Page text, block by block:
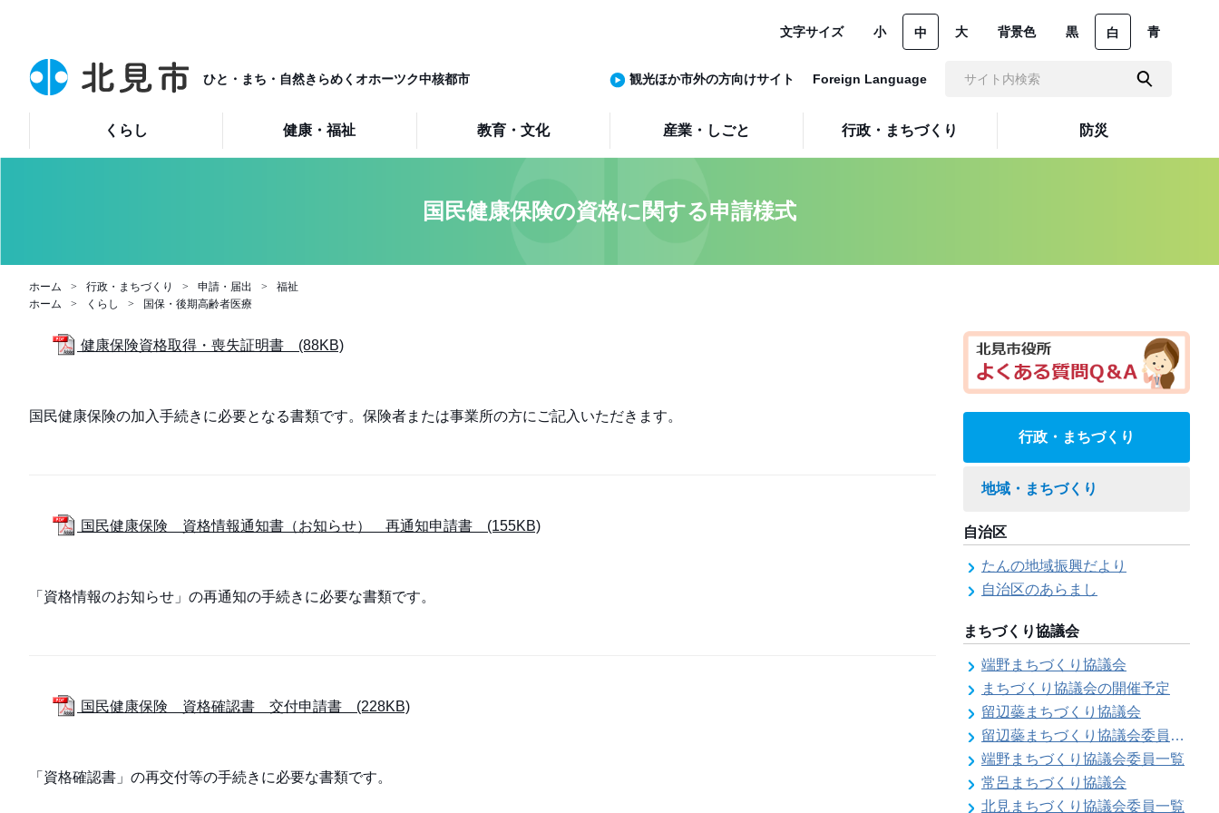
ひと・まち・自然きらめくオホーツク中核都市
くらし 健康・福祉 教育・文化 産業・しごと 行政・まちづくり 防災
文字サイズ 小 中 大 背景色 黒 白 青
観光ほか市外の方向けサイト Foreign Language
国民健康保険の資格に関する申請様式
ホーム 行政・まちづくり 申請・届出
福祉
ホーム
くらし 国保・後期高齢者医療
健康保険資格取得・喪失証明書 (88KB)
国民健康保険の加入手続きに必要となる書類です。保険者または事業所の方にご記入いただきます。
国民健康保険 資格情報通知書（お知らせ） 再通知申請書 (155KB)
「資格情報のお知らせ」の再通知の手続きに必要な書類です。
国民健康保険 資格確認書 交付申請書 (228KB)
「資格確認書」の再交付等の手続きに必要な書類です。
行政・まちづくり
地域・まちづくり
自治区
たんの地域振興だより
自治区のあらまし
まちづくり協議会
端野まちづくり協議会
まちづくり協議会の開催予定
留辺蘂まちづくり協議会
留辺蘂まちづくり協議会委員一覧
端野まちづくり協議会委員一覧
常呂まちづくり協議会
北見まちづくり協議会委員一覧